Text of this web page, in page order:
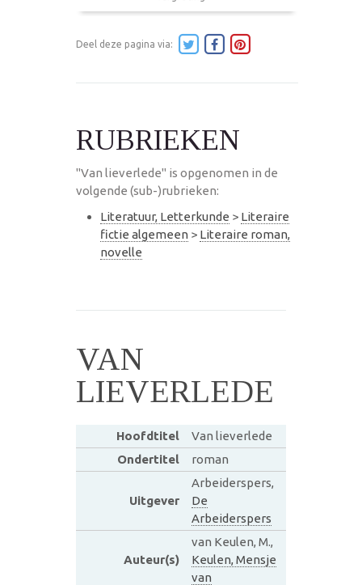
Deel deze pagina via:
RUBRIEKEN
"Van lieverlede" is opgenomen in de
volgende (sub-)rubrieken:
Literatuur, Letterkunde > Literaire
fictie algemeen > Literaire roman,
novelle
VAN
LIEVERLEDE
Hoofdtitel
Van lieverlede
Ondertitel
roman
Uitgever
Arbeiderspers,
De
Arbeiderspers
Auteur(s)
van Keulen, M.,
Keulen, Mensje
van